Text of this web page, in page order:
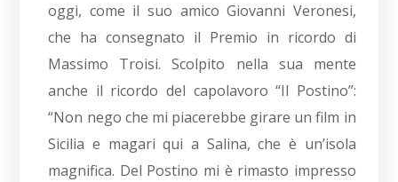
oggi, come il suo amico Giovanni Veronesi,
che ha consegnato il Premio in ricordo di
Massimo Troisi. Scolpito nella sua mente
anche il ricordo del capolavoro “Il Postino”:
“Non nego che mi piacerebbe girare un film in
Sicilia e magari qui a Salina, che è un’isola
magnifica. Del Postino mi è rimasto impresso